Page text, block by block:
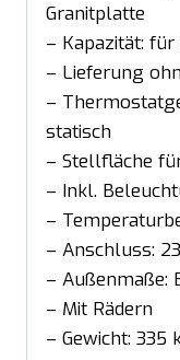
Granitplatte
– Kapazität: für
– Lieferung
–
statisch
– Stellfläche
– Inkl.
–
– Anschluss:
–
– Mit Rädern
– Gewicht: 335